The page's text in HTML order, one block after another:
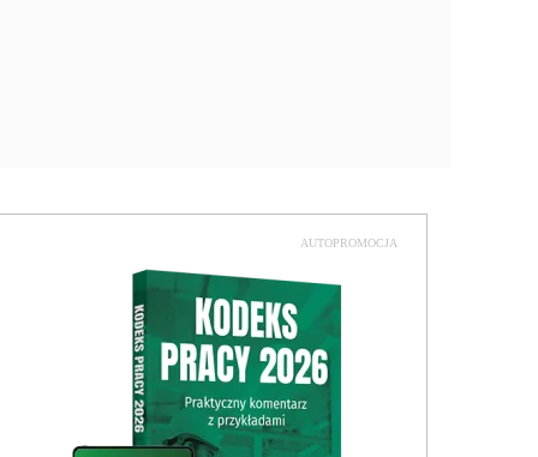
AUTOPROMOCJA